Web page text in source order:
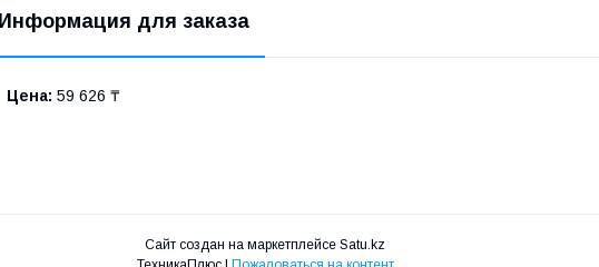
Информация для заказа
Цена: 59 626 ₸
Сайт создан на маркетплейсе Satu.kz